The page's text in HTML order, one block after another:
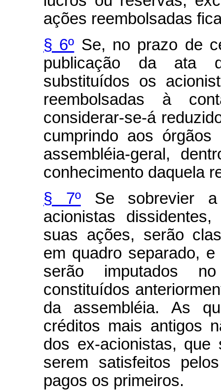
ações reembolsadas
§ 6º Se, no prazo de
publicação da ata
substituídos os
reembolsadas à
considerar-se-á
cumprindo aos
assembléia-geral,
conhecimento daquela
§ 7ºSe sobrevier a
acionistas
suas ações, serão
em quadro separado,
serão imputados
constituídos
da assembléia. As
créditos mais antigos
dos ex-acionistas, que
serem satisfeitos
pagos os primeiros.